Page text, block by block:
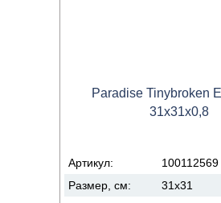
Paradise Tinybroken
31x31x0,8
Артикул:
100112569
Размер, см:
31x31